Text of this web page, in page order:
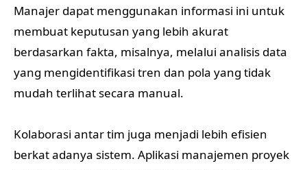
Manajer dapat menggunakan informasi ini untuk
membuat keputusan yang lebih akurat
berdasarkan fakta, misalnya, melalui analisis data
yang mengidentifikasi tren dan pola yang tidak
mudah terlihat secara manual.
Kolaborasi antar tim juga menjadi lebih efisien
berkat adanya sistem. Aplikasi manajemen proyek